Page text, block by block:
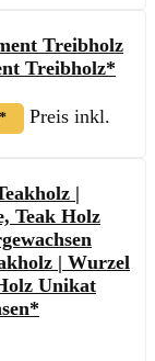
Treibholz*
Preis inkl.
| Wurzel
Unikat